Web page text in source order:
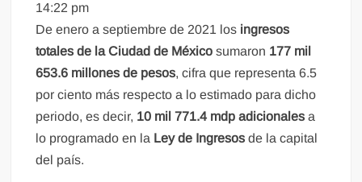
14:22 pm
De enero a septiembre de 2021 los ingresos
totales de la Ciudad de México sumaron 177 mil
653.6 millones de pesos, cifra que representa 6.5
por ciento más respecto a lo estimado para dicho
periodo, es decir, 10 mil 771.4 mdp adicionales a
lo programado en la Ley de Ingresos de la capital
del país.